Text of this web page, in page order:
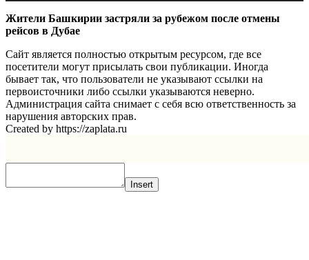
Жители Башкирии застряли за рубежом после отмены
рейсов в Дубае
Сайт является полностью открытым ресурсом, где все
посетители могут присылать свои публикации. Иногда
бывает так, что пользователи не указывают ссылки на
первоисточники либо ссылки указываются неверно.
Администрация сайта снимает с себя всю ответственность за
нарушения авторских прав.
Created by https://zaplata.ru
Insert